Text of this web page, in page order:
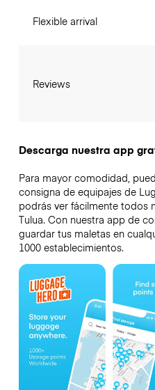
Flexible arrival
Reviews
Descarga nuestra app
Para mayor comodidad,
consigna de equipajes de
podrás ver fácilmente todos
Tulua. Con nuestra app de
guardar tus maletas en
1000 establecimientos.